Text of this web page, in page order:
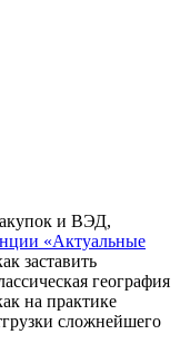
и ВЭД,
«Актуальные
заставить
география
на практике
сложнейшего